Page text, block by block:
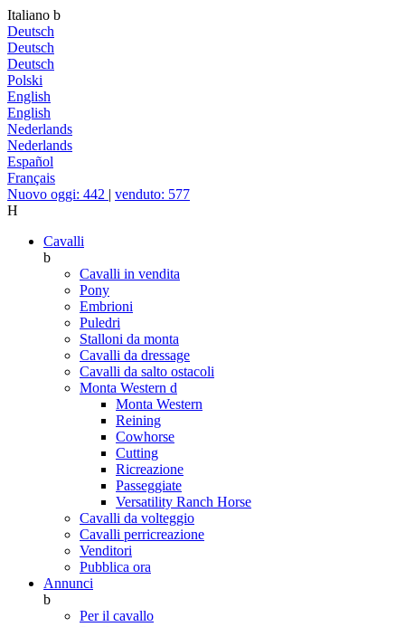
Italiano b
Deutsch
Deutsch
Deutsch
Polski
English
English
Nederlands
Nederlands
Español
Français
Nuovo oggi: 442 | venduto: 577
H
Cavalli
b
Cavalli in vendita
Pony
Embrioni
Puledri
Stalloni da monta
Cavalli da dressage
Cavalli da salto ostacoli
Monta Western d
Monta Western
Reining
Cowhorse
Cutting
Ricreazione
Passeggiate
Versatility Ranch Horse
Cavalli da volteggio
Cavalli perricreazione
Venditori
Pubblica ora
Annunci
b
Per il cavallo